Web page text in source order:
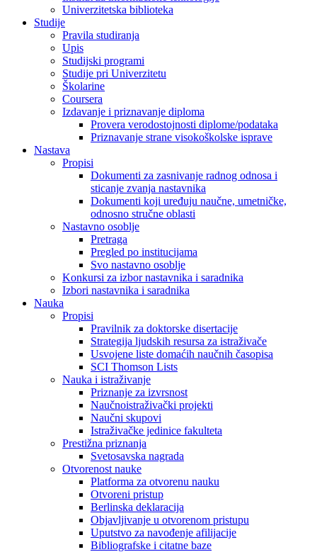
Univerzitetska biblioteka
Studije
Pravila studiranja
Upis
Studijski programi
Studije pri Univerzitetu
Školarine
Coursera
Izdavanje i priznavanje diploma
Provera verodostojnosti diplome/podataka
Priznavanje strane visokoškolske isprave
Nastava
Propisi
Dokumenti za zasnivanje radnog odnosa i
sticanje zvanja nastavnika
Dokumenti koji uređuju naučne, umetničke,
odnosno stručne oblasti
Nastavno osoblje
Pretraga
Pregled po institucijama
Svo nastavno osoblje
Konkursi za izbor nastavnika i saradnika
Izbori nastavnika i saradnika
Nauka
Propisi
Pravilnik za doktorske disertacije
Strategija ljudskih resursa za istraživače
Usvojene liste domaćih naučnih časopisa
SCI Thomson Lists
Nauka i istraživanje
Priznanje za izvrsnost
Naučnoistraživački projekti
Naučni skupovi
Istraživačke jedinice fakulteta
Prestižna priznanja
Svetosavska nagrada
Otvorenost nauke
Platforma za otvorenu nauku
Otvoreni pristup
Berlinska deklaracija
Objavljivanje u otvorenom pristupu
Uputstvo za navođenje afilijacije
Bibliografske i citatne baze